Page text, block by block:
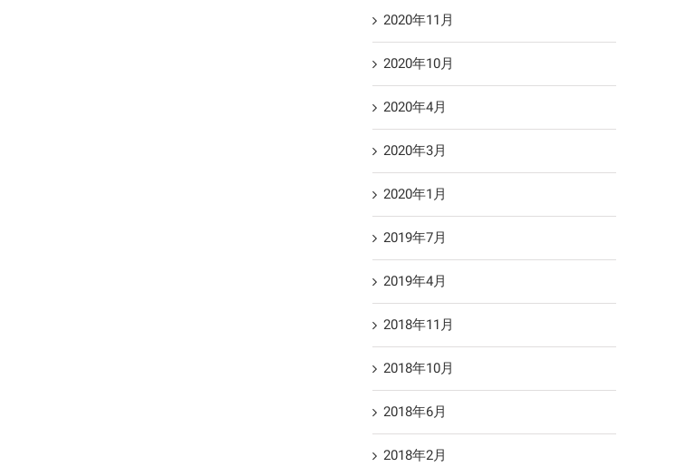
2020年11月
2020年10月
2020年4月
2020年3月
2020年1月
2019年7月
2019年4月
2018年11月
2018年10月
2018年6月
2018年2月